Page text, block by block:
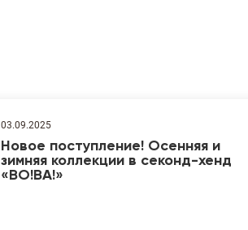
03.09.2025
Новое поступление! Осенняя и
зимняя коллекции в секонд-хенд
«ВО!ВА!»